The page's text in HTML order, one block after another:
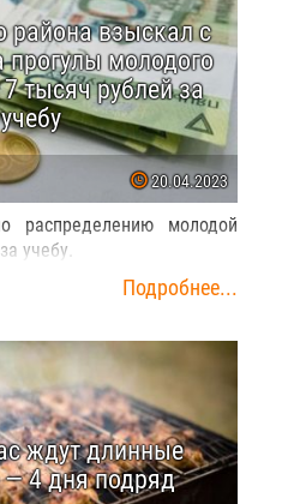
района взыскал с
прогулы молодого
тысяч рублей за
учебу
20.04.2023
распределению молодой
учебу.
Подробнее...
ждут длинные
4 дня подряд